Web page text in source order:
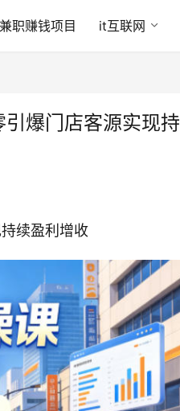
职赚钱项目 it互联网
爆门店客源实现持
续盈利增收